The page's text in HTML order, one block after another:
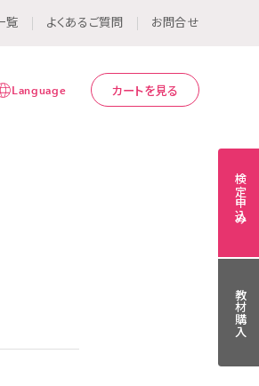
覧 よくあるご質問 お問合せ
カートを見る
Language
検定申込み
教材購入